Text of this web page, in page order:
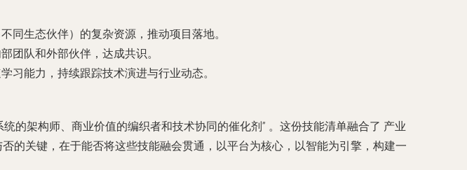
同生态伙伴）的复杂资源，推动项目落地。
团队和外部伙伴，达成共识。
习能力，持续跟踪技术演进与行业动态。
统的架构师、商业价值的编织者和技术协同的催化剂” 。这份技能清单融合了 产业
的关键，在于能否将这些技能融会贯通，以平台为核心，以智能为引擎，构建一